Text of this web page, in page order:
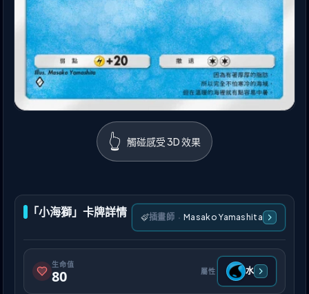
👆 觸碰感受 3D 效果
「小海獅」卡牌詳情 插畫師 · Masako Yamashita
生命值
80 屬性 水